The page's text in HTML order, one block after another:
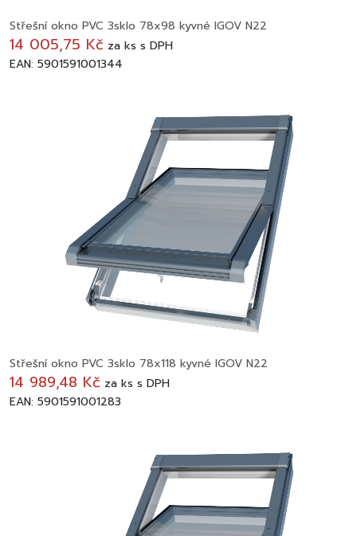
Střešní okno PVC 3sklo 78x98 kyvné IGOV N22
14 005,75 Kč za ks s DPH
EAN: 5901591001344
Střešní okno PVC 3sklo 78x118 kyvné IGOV N22
14 989,48 Kč za ks s DPH
EAN: 5901591001283